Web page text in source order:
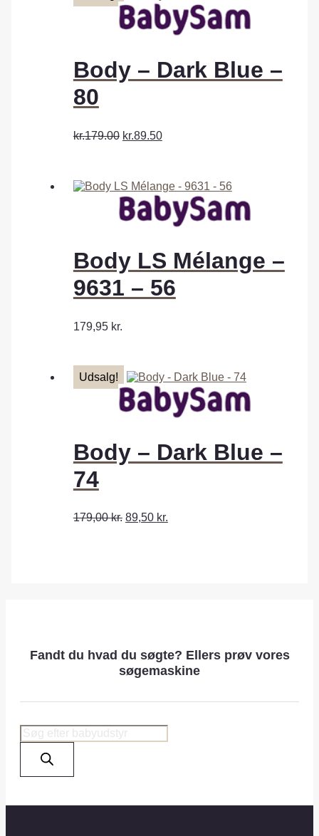
Body – Dark Blue –
80
kr.179.00 kr.89.50
Body LS Mélange –
9631 – 56
179,95 kr.
Udsalg!
Body – Dark Blue –
74
179,00kr. 89,50 kr.
Fandt du hvad du søgte? Ellers prøv vores
søgemaskine
Products
search